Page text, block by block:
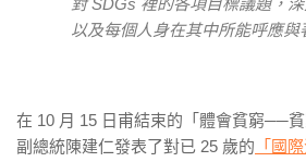
對 SDGs 裡的各項目標議題，
以及每個人身在其中所能呼應與
在 10 月 15 日甫結束的「體會貧窮──
副總統陳建仁發表了對已 25 歲的 「國